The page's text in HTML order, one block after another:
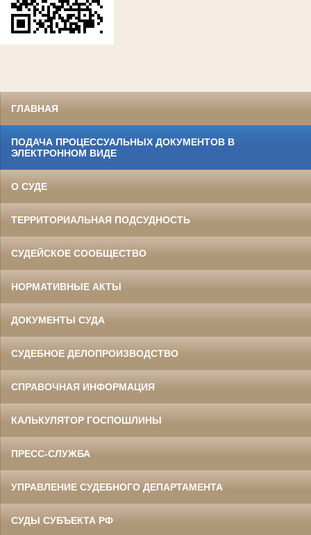
ГЛАВНАЯ
ПОДАЧА ПРОЦЕССУАЛЬНЫХ ДОКУМЕНТОВ В
ЭЛЕКТРОННОМ ВИДЕ
О СУДЕ
ТЕРРИТОРИАЛЬНАЯ ПОДСУДНОСТЬ
СУДЕЙСКОЕ СООБЩЕСТВО
НОРМАТИВНЫЕ АКТЫ
ДОКУМЕНТЫ СУДА
СУДЕБНОЕ ДЕЛОПРОИЗВОДСТВО
СПРАВОЧНАЯ ИНФОРМАЦИЯ
КАЛЬКУЛЯТОР ГОСПОШЛИНЫ
ПРЕСС-СЛУЖБА
УПРАВЛЕНИЕ СУДЕБНОГО ДЕПАРТАМЕНТА
СУДЫ СУБЪЕКТА РФ